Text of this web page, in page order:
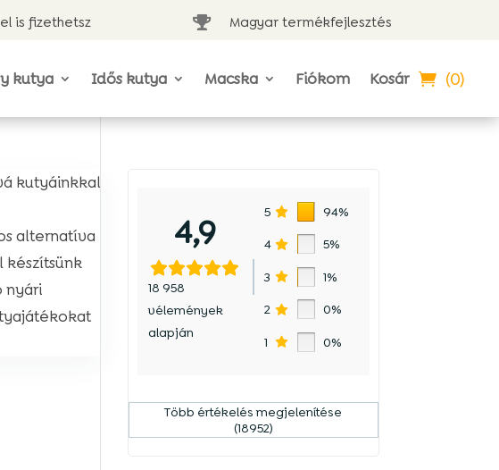
is fizethetsz  Magyar termékfejlesztés
kutya Idős kutya Macska Fiókom Kosár (0)
kutyáinkkal
alternatíva
készítsünk
nyári
4,9
18 958
vélemények
alapján
5 94%
4 5%
3 1%
2 0%
1 0%
Több értékelés megjelenítése
(18952)